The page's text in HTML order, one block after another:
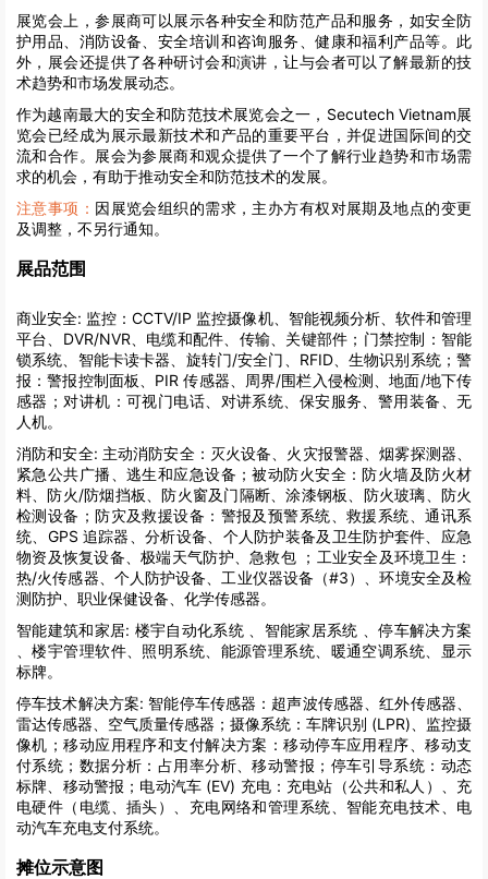
展览会上，参展商可以展示各种安全和防范产品和服务，如安全防
护用品、消防设备、安全培训和咨询服务、健康和福利产品等。此
外，展会还提供了各种研讨会和演讲，让与会者可以了解最新的技
术趋势和市场发展动态。
作为越南最大的安全和防范技术展览会之一，Secutech Vietnam展
览会已经成为展示最新技术和产品的重要平台，并促进国际间的交
流和合作。展会为参展商和观众提供了一个了解行业趋势和市场需
求的机会，有助于推动安全和防范技术的发展。
注意事项： 因展览会组织的需求，主办方有权对展期及地点的变更
及调整，不另行通知。
展品范围
商业安全: 监控：CCTV/IP 监控摄像机、智能视频分析、软件和管理
平台、DVR/NVR、电缆和配件、传输、关键部件；门禁控制：智能
锁系统、智能卡读卡器、旋转门/安全门、RFID、生物识别系统；警
报：警报控制面板、PIR 传感器、周界/围栏入侵检测、地面/地下传
感器；对讲机：可视门电话、对讲系统、保安服务、警用装备、无
人机。
消防和安全: 主动消防安全：灭火设备、火灾报警器、烟雾探测器、
紧急公共广播、逃生和应急设备；被动防火安全：防火墙及防火材
料、防火/防烟挡板、防火窗及门隔断、涂漆钢板、防火玻璃、防火
检测设备；防灾及救援设备：警报及预警系统、救援系统、通讯系
统、GPS 追踪器、分析设备、个人防护装备及卫生防护套件、应急
物资及恢复设备、极端天气防护、急救包 ；工业安全及环境卫生：
热/火传感器、个人防护设备、工业仪器设备（#3）、环境安全及检
测防护、职业保健设备、化学传感器。
智能建筑和家居: 楼宇自动化系统 、智能家居系统 、停车解决方案
、楼宇管理软件、照明系统、能源管理系统、暖通空调系统、显示
标牌。
停车技术解决方案: 智能停车传感器：超声波传感器、红外传感器、
雷达传感器、空气质量传感器；摄像系统：车牌识别 (LPR)、监控摄
像机；移动应用程序和支付解决方案：移动停车应用程序、移动支
付系统；数据分析：占用率分析、移动警报；停车引导系统：动态
标牌、移动警报；电动汽车 (EV) 充电：充电站（公共和私人）、充
电硬件（电缆、插头）、充电网络和管理系统、智能充电技术、电
动汽车充电支付系统。
摊位示意图